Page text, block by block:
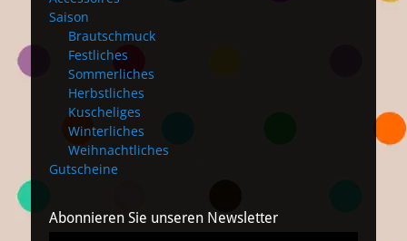
Saison
Brautschmuck
Festliches
Sommerliches
Herbstliches
Kuscheliges
Winterliches
Weihnachtliches
Gutscheine
Abonnieren Sie unseren Newsletter